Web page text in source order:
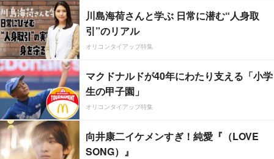
川島海荷さんと学ぶ 日常に潜む“人身取
引”のリアル
オリコンタイアップ特集
マクドナルドが40年にわたり支える「小学
生の甲子園」
オリコンタイアップ特集
向井康二イケメンすぎ！純愛『（LOVE
SONG）』